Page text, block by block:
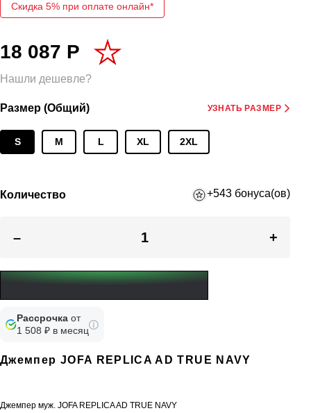
Скидка 5% при оплате онлайн*
18 087 Р
Нашли дешевле?
Размер (Общий) УЗНАТЬ РАЗМЕР
S M L XL 2XL
Количество +543 бонуса(ов)
– +
Рассрочка от
1 508 ₽ в месяц
Джемпер JOFA REPLICA AD TRUE NAVY
Джемпер муж. JOFA REPLICA AD TRUE NAVY